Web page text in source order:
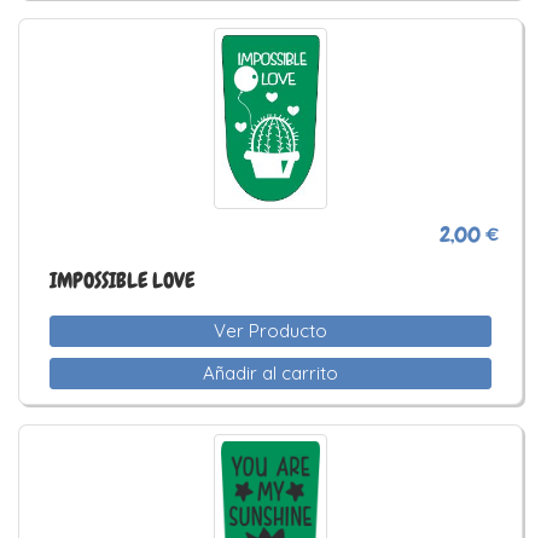
2,00 €
IMPOSSIBLE LOVE
Ver Producto
Añadir al carrito